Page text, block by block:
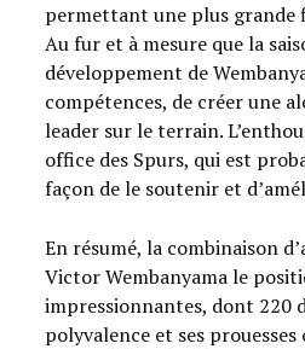
permettant une plus
Au fur et à mesure que la
développement de
compétences, de créer une
leader sur le terrain.
office des Spurs, qui est
façon de le soutenir et
En résumé, la combinaison
Victor Wembanyama le
impressionnantes, dont 220
polyvalence et ses